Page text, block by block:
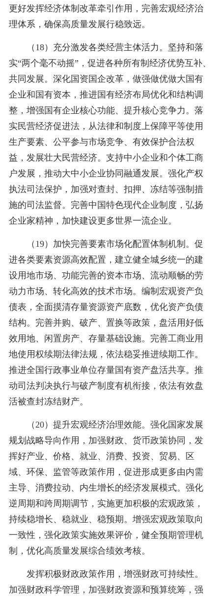
更好发挥经济体制改革牵引作用，完善宏观经济治
理体系，确保高质量发展行稳致远。
（18）充分激发各类经营主体活力。坚持和落
实“两个毫不动摇”，促进各种所有制经济优势互补、
共同发展。深化国资国企改革，做强做优做大国有
企业和国有资本，推进国有经济布局优化和结构调
整，增强国有企业核心功能、提升核心竞争力。落
实民营经济促进法，从法律和制度上保障平等使用
生产要素、公平参与市场竞争、有效保护合法权
益，发展壮大民营经济。支持中小企业和个体工商
户发展，推动大中小企业协同融通发展。强化产权
执法司法保护，加强对查封、扣押、冻结等强制措
施的司法监督。完善中国特色现代企业制度，弘扬
企业家精神，加快建设更多世界一流企业。
（19）加快完善要素市场化配置体制机制。促
进各类要素资源高效配置，建立健全城乡统一的建
设用地市场、功能完善的资本市场、流动顺畅的劳
动力市场、转化高效的技术市场。编制宏观资产负
债表，全面摸清存量资源资产底数，优化资产负债
结构。完善并购、破产、置换等政策，盘活用好低
效用地、闲置房产、存量基础设施。完善工商业用
地使用权续期法律法规，依法稳妥推进续期工作。
推进全国行政事业单位存量国有资产盘活共享。推
动司法判决执行与破产制度有机衔接，依法有效盘
活被查封冻结财产。
（20）提升宏观经济治理效能。强化国家发展
规划战略导向作用，加强财政、货币政策协同，发
挥好产业、价格、就业、消费、投资、贸易、区
域、环保、监管等政策作用，促进形成更多由内需
主导、消费拉动、内生增长的经济发展模式。强化
逆周期和跨周期调节，实施更加积极的宏观政策，
持续稳增长、稳就业、稳预期。增强宏观政策取向
一致性，强化政策实施效果评价，健全预期管理机
制，优化高质量发展综合绩效考核。
发挥积极财政政策作用，增强财政可持续性。
加强财政科学管理，加强财政资源和预算统筹，强